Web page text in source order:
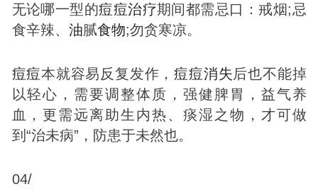
无论哪一型的痘痘治疗期间都需忌口：戒烟;忌
食辛辣、 油腻食物;勿贪寒凉。
痘痘本就容易反复发作，痘痘消失后也不能掉
以轻心，需要调整体质，强健脾胃，益气养
血，更需远离助生内热、痰湿之物，才可做
到“治未病”，防患于未然也。
04/